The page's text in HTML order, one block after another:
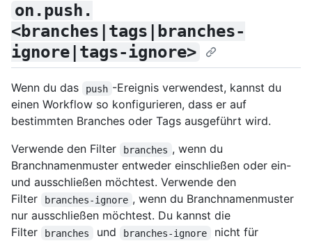
on.push.
<branches|tags|branches-
ignore|tags-ignore>
Wenn du das push -Ereignis verwendest, kannst du
einen Workflow so konfigurieren, dass er auf
bestimmten Branches oder Tags ausgeführt wird.
Verwende den Filter
branches , wenn du
Branchnamenmuster entweder einschließen oder ein-
und ausschließen möchtest. Verwende den
Filter
branches-ignore , wenn du Branchnamenmuster
nur ausschließen möchtest. Du kannst die
Filter
branches und branches-ignore
nicht für